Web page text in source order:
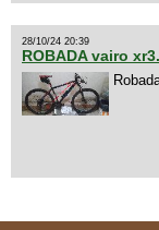
28/10/24 20:39
ROBADA vairo